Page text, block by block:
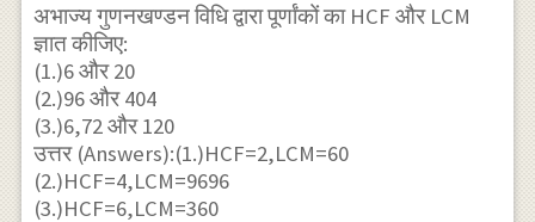
अभाज्य गुणनखण्डन विधि द्वारा पूर्णांकों का HCF और LCM
ज्ञात कीजिए:
(1.)6 और 20
(2.)96 और 404
(3.)6,72 और 120
उत्तर (Answers):(1.)HCF=2,LCM=60
(2.)HCF=4,LCM=9696
(3.)HCF=6,LCM=360